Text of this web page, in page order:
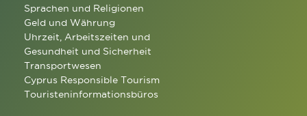
Sprachen und Religionen
Geld und Währung
Uhrzeit, Arbeitszeiten und
Gesundheit und Sicherheit
Transportwesen
Cyprus Responsible Tourism
Touristeninformationsbüros